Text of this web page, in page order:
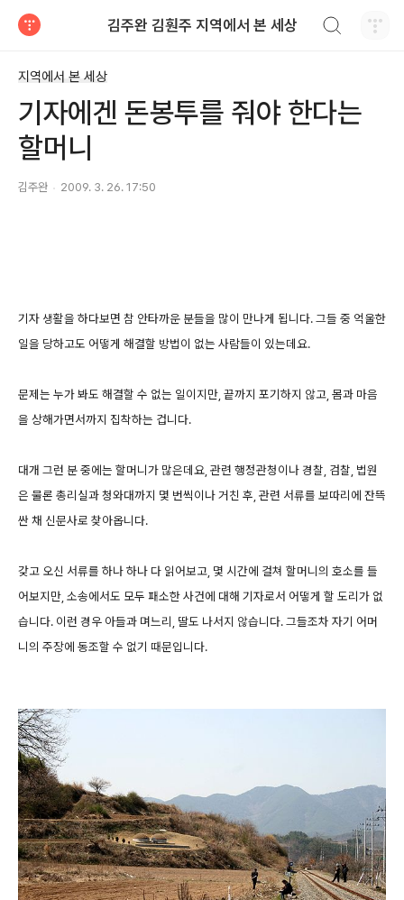
김주완 김훤주 지역에서 본 세상
지역에서 본 세상
기자에겐 돈봉투를 줘야 한다는
할머니
김주완 2009. 3. 26. 17:50
기자 생활을 하다보면 참 안타까운 분들을 많이 만나게 됩니다. 그들 중 억울한
일을 당하고도 어떻게 해결할 방법이 없는 사람들이 있는데요.
문제는 누가 봐도 해결할 수 없는 일이지만, 끝까지 포기하지 않고, 몸과 마음
을 상해가면서까지 집착하는 겁니다.
대개 그런 분 중에는 할머니가 많은데요, 관련 행정관청이나 경찰, 검찰, 법원
은 물론 총리실과 청와대까지 몇 번씩이나 거친 후, 관련 서류를 보따리에 잔뜩
싼 채 신문사로 찾아옵니다.
갖고 오신 서류를 하나 하나 다 읽어보고, 몇 시간에 걸쳐 할머니의 호소를 들
어보지만, 소송에서도 모두 패소한 사건에 대해 기자로서 어떻게 할 도리가 없
습니다. 이런 경우 아들과 며느리, 딸도 나서지 않습니다. 그들조차 자기 어머
니의 주장에 동조할 수 없기 때문입니다.